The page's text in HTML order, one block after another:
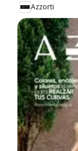
Azzorti